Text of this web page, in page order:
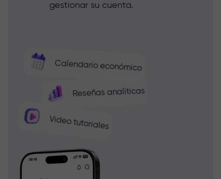
Calendario económico
Reseñas analíticas
Video tutoriales
gestionar su cuenta.